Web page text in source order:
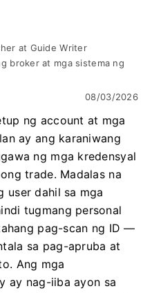
at Guide Writer
broker at mga sistema ng
08/03/2026
ng account at mga
ay ang karaniwang
ng mga kredensyal
trade. Madalas na
user dahil sa mga
tugmang personal
pag-scan ng ID —
sa pag-apruba at
Ang mga
ay nag-iiba ayon sa